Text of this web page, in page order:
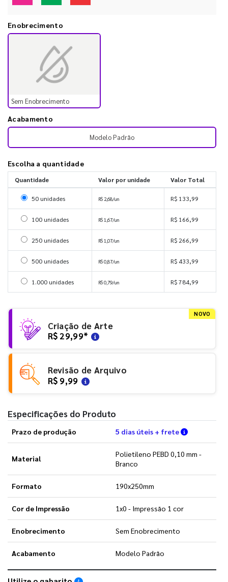
Enobrecimento
Sem Enobrecimento
Acabamento
Modelo Padrão
Escolha a quantidade
Quantidade Valor por unidade Valor Total
Selecionar 50 unidades
50 unidades R$ 2,68/un R$ 133,99
Selecionar 100 unidades
100 unidades R$ 1,67/un R$ 166,99
Selecionar 250 unidades
250 unidades R$ 1,07/un R$ 266,99
Selecionar 500 unidades
500 unidades R$ 0,87/un R$ 433,99
Selecionar 1000 unidades
1.000 unidades R$ 0,79/un R$ 784,99
NOVO
Criação de Arte
R$ 29,99*
Revisão de Arquivo
R$ 9,99
Especificações do Produto
Prazo de produção 5 dias úteis + frete Verifique
Material
Polietileno PEBD 0,10 mm -
Branco
Formato 190x250mm
Cor de Impressão 1x0 - Impressão 1 cor
Enobrecimento Sem Enobrecimento
Acabamento Modelo Padrão